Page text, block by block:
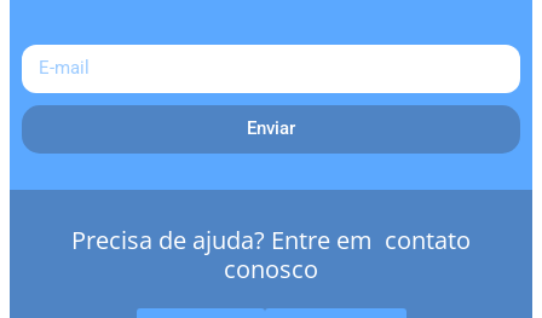
Enviar
Precisa de ajuda? Entre em contato
conosco